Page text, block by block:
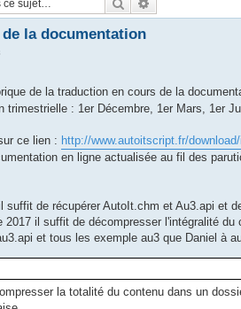
la documentation
de la traduction en cours de la
trimestrielle : 1er Décembre, 1er Mars, 1er
ce lien : http://www.autoitscript.fr/
en ligne actualisée au fil des
suffit de récupérer AutoIt.chm et Au3.api et
2017 il suffit de décompresser l'intégralité
et tous les exemple au3 que Daniel à
la totalité du contenu dans un